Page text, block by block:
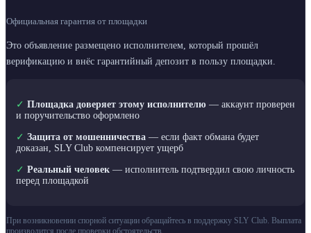
Официальная гарантия от площадки
Это объявление размещено исполнителем, который прошёл
верификацию и внёс гарантийный депозит в пользу площадки.
✓ Площадка доверяет этому исполнителю — аккаунт проверен
и поручительство оформлено
✓ Защита от мошенничества — если факт обмана будет
доказан, SLY Club компенсирует ущерб
✓ Реальный человек — исполнитель подтвердил свою личность
перед площадкой
При возникновении спорной ситуации обращайтесь в поддержку SLY Club. Выплата
производится после проверки обстоятельств.